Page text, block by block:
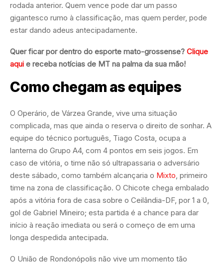
rodada anterior. Quem vence pode dar um passo
gigantesco rumo à classificação, mas quem perder, pode
estar dando adeus antecipadamente.
Quer ficar por dentro do esporte mato-grossense? Clique
aqui e receba notícias de MT na palma da sua mão!
Como chegam as equipes
O Operário, de Várzea Grande, vive uma situação
complicada, mas que ainda o reserva o direito de sonhar. A
equipe do técnico português, Tiago Costa, ocupa a
lanterna do Grupo A4, com 4 pontos em seis jogos. Em
caso de vitória, o time não só ultrapassaria o adversário
deste sábado, como também alcançaria o Mixto, primeiro
time na zona de classificação. O Chicote chega embalado
após a vitória fora de casa sobre o Ceilândia-DF, por 1 a 0,
gol de Gabriel Mineiro; esta partida é a chance para dar
início à reação imediata ou será o começo de em uma
longa despedida antecipada.
O União de Rondonópolis não vive um momento tão